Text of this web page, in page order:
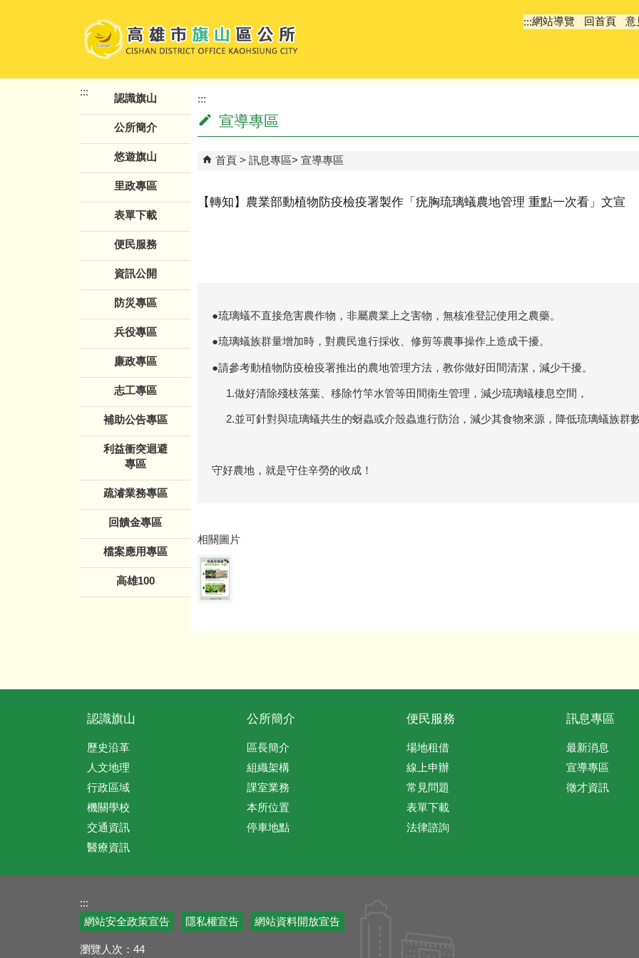
:::網站導覽 回首頁 意
:::
認識旗山
公所簡介
悠遊旗山
里政專區
表單下載
便民服務
資訊公開
防災專區
兵役專區
廉政專區
志工專區
補助公告專區
利益衝突迴避
專區
疏濬業務專區
回饋金專區
檔案應用專區
高雄100
:::
宣導專區
首頁 訊息專區 宣導專區
【轉知】農業部動植物防疫檢疫署製作「疣胸琉璃蟻農地管理 重點一次看」文宣
●琉璃蟻不直接危害農作物，非屬農業上之害物，無核准登記使用之農藥。
●琉璃蟻族群量增加時，對農民進行採收、修剪等農事操作上造成干擾。
●請參考動植物防疫檢疫署推出的農地管理方法，教你做好田間清潔，減少干擾。
1.做好清除殘枝落葉、移除竹竿水管等田間衛生管理，減少琉璃蟻棲息空間，
2.並可針對與琉璃蟻共生的蚜蟲或介殼蟲進行防治，減少其食物來源，降低琉璃蟻族群
守好農地，就是守住辛勞的收成！
相關圖片
認識旗山
歷史沿革
人文地理
行政區域
機關學校
交通資訊
醫療資訊
公所簡介
區長簡介
組織架構
課室業務
本所位置
停車地點
便民服務
場地租借
線上申辦
常見問題
表單下載
法律諮詢
訊息專區
最新消息
宣導專區
徵才資訊
:::
網站安全政策宣告
隱私權宣告 網站資料開放宣告
瀏覽人次： 44